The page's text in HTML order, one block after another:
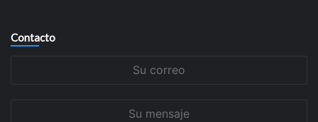
Contacto